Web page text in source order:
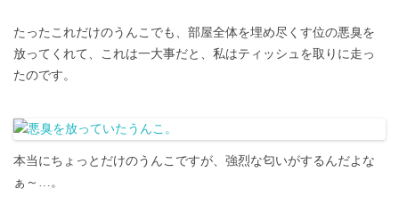
たったこれだけのうんこでも、部屋全体を埋め尽くす位の悪臭を
放ってくれて、これは一大事だと、私はティッシュを取りに走っ
たのです。
本当にちょっとだけのうんこですが、強烈な匂いがするんだよな
ぁ～…。